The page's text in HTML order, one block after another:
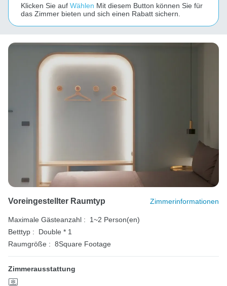
Klicken Sie auf Wählen Mit diesem Button können Sie für
das Zimmer bieten und sich einen Rabatt sichern.
Voreingestellter Raumtyp Zimmerinformationen
Maximale Gästeanzahl :
1~2 Person(en)
Betttyp :
Double * 1
Raumgröße : 8Square Footage
Zimmerausstattung